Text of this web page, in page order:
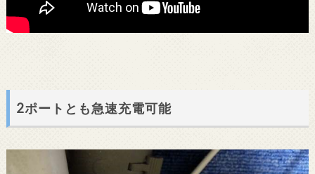
2ポートとも急速充電可能